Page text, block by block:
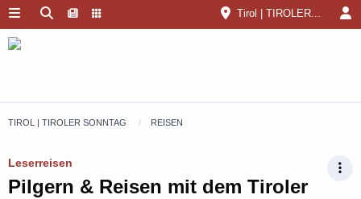
Tirol | TIROLER...
TIROL | TIROLER SONNTAG REISEN
Leserreisen
Pilgern & Reisen mit dem Tiroler